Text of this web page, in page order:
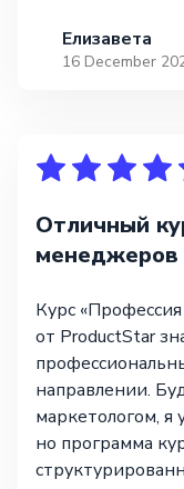
Елизавета
16 December
Отличный
менеджеров
Курс
от ProductStar
направлении.
маркетологом, я
но программа